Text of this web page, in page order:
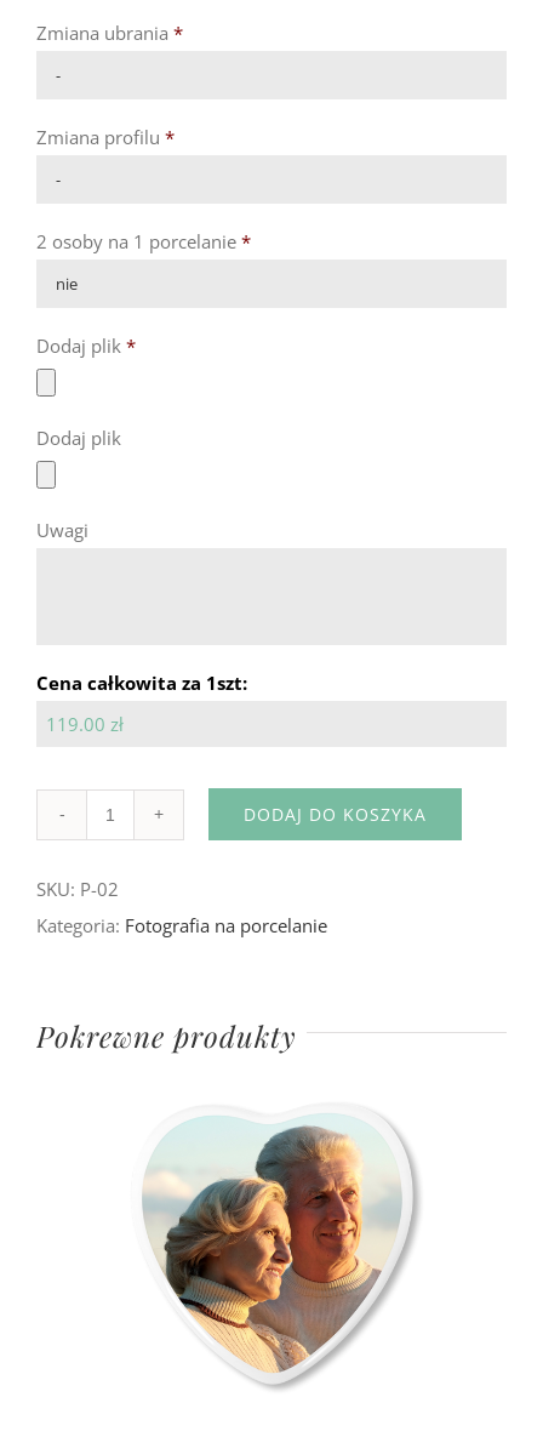
Zmiana ubrania *
Zmiana profilu *
2 osoby na 1 porcelanie *
Dodaj plik *
Dodaj plik
Uwagi
Cena całkowita za 1szt:
119.00 zł
DODAJ DO KOSZYKA
SKU: P-02
Kategoria: Fotografia na porcelanie
Pokrewne produkty